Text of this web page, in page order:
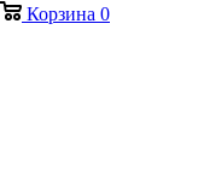
Корзина 0